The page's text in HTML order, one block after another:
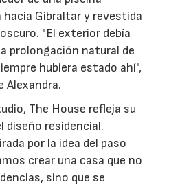
Gibraltar y revestida
"El exterior debía
prolongación natural de
hubiera estado ahí",
Alexandra.
The House refleja su
diseño residencial.
por la idea del paso
crear una casa que no
sino que se